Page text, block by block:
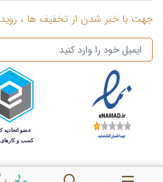
جهت با خبر شدن از تخفیف ها ،